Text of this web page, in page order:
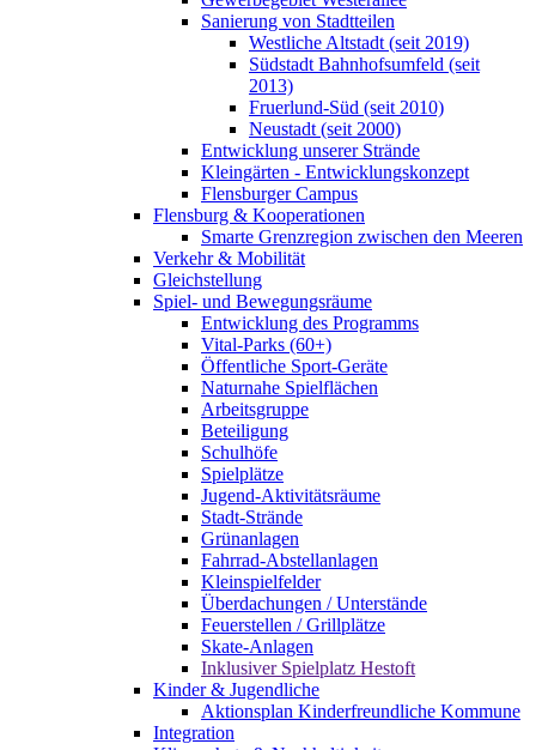
Sanierung von Stadtteilen
Westliche Altstadt (seit 2019)
Südstadt Bahnhofsumfeld (seit
2013)
Fruerlund-Süd (seit 2010)
Neustadt (seit 2000)
Entwicklung unserer Strände
Kleingärten - Entwicklungskonzept
Flensburger Campus
Flensburg & Kooperationen
Smarte Grenzregion zwischen den Meeren
Verkehr & Mobilität
Gleichstellung
Spiel- und Bewegungsräume
Entwicklung des Programms
Vital-Parks (60+)
Öffentliche Sport-Geräte
Naturnahe Spielflächen
Arbeitsgruppe
Beteiligung
Schulhöfe
Spielplätze
Jugend-Aktivitätsräume
Stadt-Strände
Grünanlagen
Fahrrad-Abstellanlagen
Kleinspielfelder
Überdachungen / Unterstände
Feuerstellen / Grillplätze
Skate-Anlagen
Inklusiver Spielplatz Hestoft
Kinder & Jugendliche
Aktionsplan Kinderfreundliche Kommune
Integration